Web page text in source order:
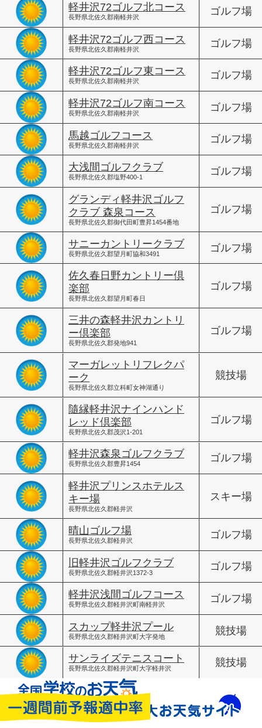
軽井沢72ゴルフ北コース
長野県北佐久郡南軽井沢
ゴルフ場
軽井沢72ゴルフ西コース
長野県北佐久郡南軽井沢
ゴルフ場
軽井沢72ゴルフ東コース
長野県北佐久郡南軽井沢
ゴルフ場
軽井沢72ゴルフ南コース
長野県北佐久郡南軽井沢
ゴルフ場
馬越ゴルフコース
長野県北佐久郡南軽井沢
ゴルフ場
大浅間ゴルフクラブ
長野県北佐久郡塩野400-1
ゴルフ場
グランディ軽井沢ゴルフ
クラブ 森泉コース
長野県北佐久郡御代田町豊昇1454番地
ゴルフ場
サニーカントリークラブ
長野県北佐久郡望月町協和3491
ゴルフ場
佐久春日野カントリー倶
楽部
長野県北佐久郡望月町春日
ゴルフ場
三井の森軽井沢カントリ
ー倶楽部
長野県北佐久郡発地941
ゴルフ場
マーガレットリフレクパ
ーク
長野県北佐久郡立科町女神湖通り
競技場
隨縁軽井沢ナインハンド
レッド倶楽部
長野県北佐久郡茂沢1-201
ゴルフ場
軽井沢森泉ゴルフクラブ
長野県北佐久郡豊昇1454
ゴルフ場
軽井沢プリンスホテルス
キー場
長野県北佐久郡軽井沢
スキー場
晴山ゴルフ場
長野県北佐久郡軽井沢
ゴルフ場
旧軽井沢ゴルフクラブ
長野県北佐久郡軽井沢1372-3
ゴルフ場
軽井沢浅間ゴルフコース
長野県北佐久郡軽井沢町南軽井沢
ゴルフ場
スカップ軽井沢プール
長野県北佐久郡軽井沢町大字発地
競技場
サンライズテニスコート
長野県北佐久郡軽井沢町大字軽井沢
競技場